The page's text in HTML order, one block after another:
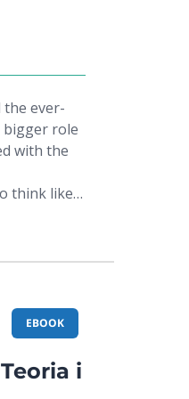
the ever-
bigger role
with the
think like a
increases
scripts
the
as
EBOOK
i